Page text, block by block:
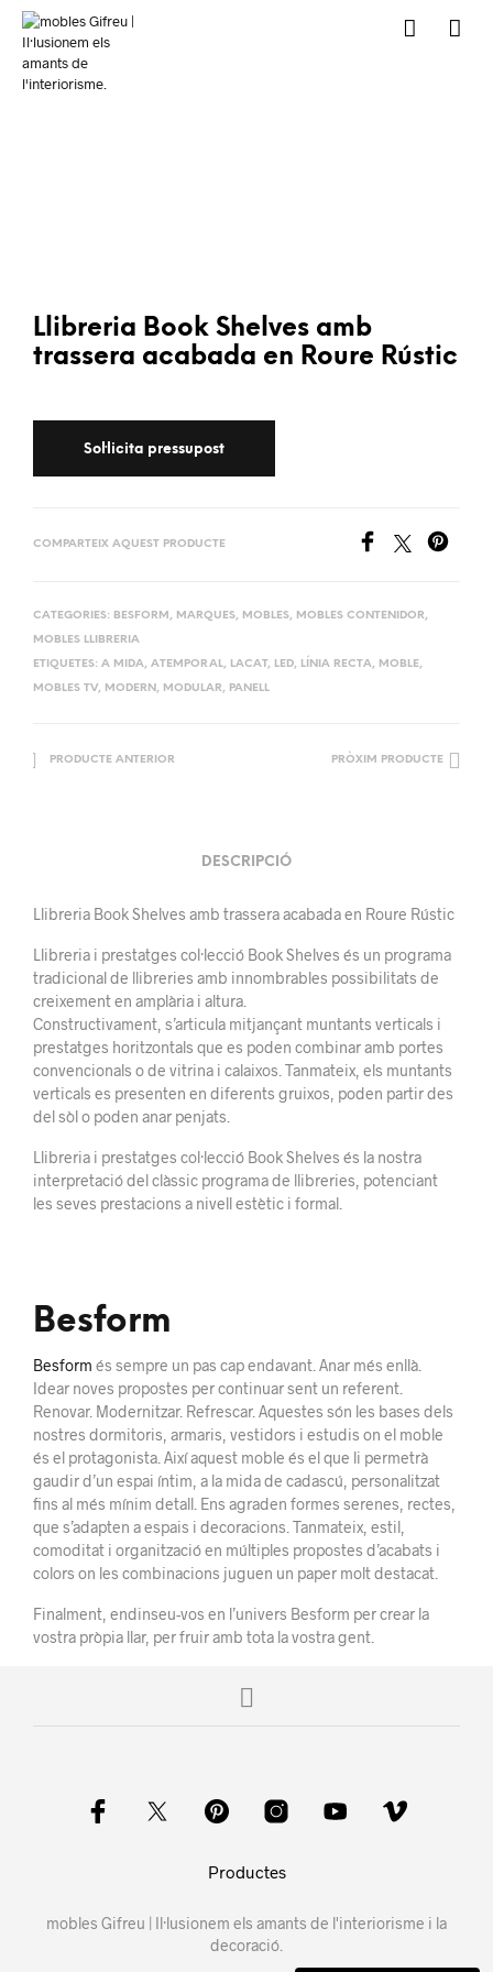
Llibreria Book Shelves amb
trassera acabada en Roure Rústic
COMPARTEIX AQUEST PRODUCTE
CATEGORIES: BESFORM , MARQUES, MOBLES, MOBLES CONTENIDOR,
MOBLES LLIBRERIA
ETIQUETES: A MIDA, ATEMPORAL, LACAT, LED, LÍNIA RECTA, MOBLE,
MOBLES TV, MODERN , MODULAR, PANELL
PRODUCTE ANTERIOR PRÒXIM PRODUCTE
DESCRIPCIÓ
Llibreria Book Shelves amb trasseraacabada en Roure Rústic
Llibreria i prestatges col·lecció Book Shelves és un programa
tradicional de llibreries amb innombrables possibilitats de
creixement en amplària i altura.
Constructivament, s’articula mitjançant muntants verticals i
prestatges horitzontals que es poden combinar amb portes
convencionals o de vitrina i calaixos. Tanmateix, els muntants
verticals es presenten en diferents gruixos, poden partir des
del sòl o poden anar penjats.
Llibreria i prestatges col·lecció Book Shelves és la nostra
interpretació del clàssic programa de llibreries, potenciant
les seves prestacions a nivell estètic i formal.
Besform
Besform és sempre un pas cap endavant. Anar més enllà.
Idear noves propostes per continuar sent un referent.
Renovar. Modernitzar. Refrescar. Aquestes són les bases dels
nostres dormitoris, armaris, vestidors i estudis on el moble
és el protagonista. Així aquest moble és el que li permetrà
gaudir d’un espai íntim, a la mida de cadascú, personalitzat
fins al més mínim detall. Ens agraden formes serenes, rectes,
que s’adapten a espais i decoracions. Tanmateix, estil,
comoditat i organització en múltiples propostes d’acabats i
colors on les combinacions juguen un paper molt destacat.
Finalment, endinseu-vos en l’univers Besform per crear la
vostra pròpia llar, per fruir amb tota la vostra gent.
Productes
mobles Gifreu | Il·lusionem els amants de l'interiorisme i la
decoració.